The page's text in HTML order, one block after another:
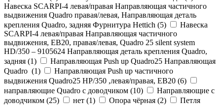
Навеска SCARPI-4 левая/правая Направляющая частичного
выдвижения Quadro правая/левая, Направляющая деталь
крепления Quadro, задняя Фурнитура Hettich (5)
Навеска
SCARPI-4 левая/правая Направляющая частичного
выдвижения, ЕВ20, правая/левая, Quadro 25 silent system
HD/350 – 9105624 Направляющая деталь крепления Quadro,
задняя (1)
Направляющая Push up Quadro25 Направляющая
Quadro (1)
Направляющая Push up частичного
выдвижения Quadro25 НР/350 ,левая/правая, ЕВ20 (6)
направляющие Quadro с доводчиком (10)
Направляющие с
доводчиком (25) нет (1) Опора чёрная (2)
Петля